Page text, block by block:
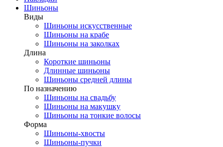
Шиньоны
Виды
Шиньоны искусственные
Шиньоны на крабе
Шиньоны на заколках
Длина
Короткие шиньоны
Длинные шиньоны
Шиньоны средней длины
По назначению
Шиньоны на свадьбу
Шиньоны на макушку
Шиньоны на тонкие волосы
Форма
Шиньоны-хвосты
Шиньоны-пучки